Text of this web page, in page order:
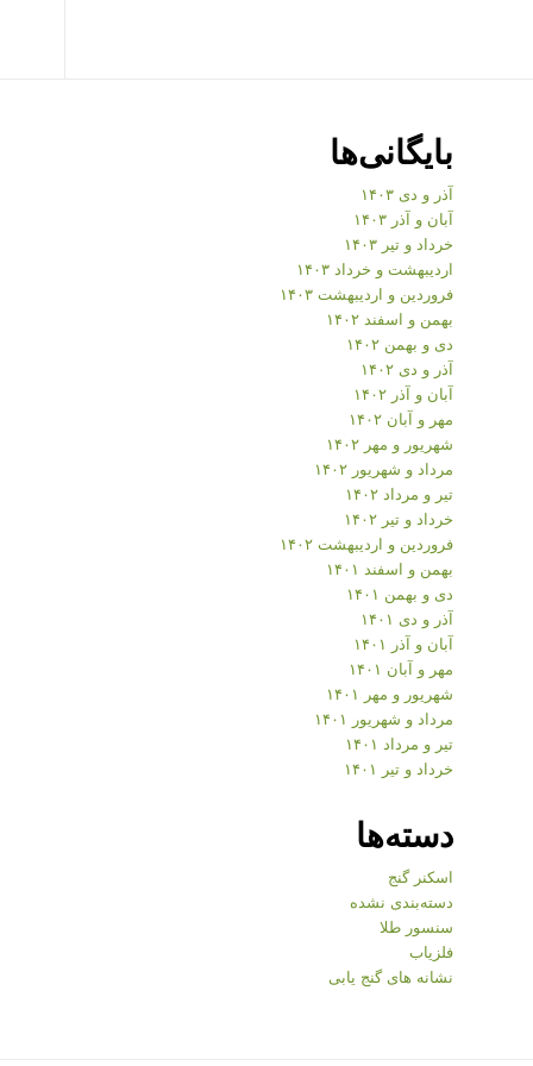
بایگانی‌ها
آذر و دی ۱۴۰۳
آبان و آذر ۱۴۰۳
خرداد و تیر ۱۴۰۳
اردیبهشت و خرداد ۱۴۰۳
فروردین و اردیبهشت ۱۴۰۳
بهمن و اسفند ۱۴۰۲
دی و بهمن ۱۴۰۲
آذر و دی ۱۴۰۲
آبان و آذر ۱۴۰۲
مهر و آبان ۱۴۰۲
شهریور و مهر ۱۴۰۲
مرداد و شهریور ۱۴۰۲
تیر و مرداد ۱۴۰۲
خرداد و تیر ۱۴۰۲
فروردین و اردیبهشت ۱۴۰۲
بهمن و اسفند ۱۴۰۱
دی و بهمن ۱۴۰۱
آذر و دی ۱۴۰۱
آبان و آذر ۱۴۰۱
مهر و آبان ۱۴۰۱
شهریور و مهر ۱۴۰۱
مرداد و شهریور ۱۴۰۱
تیر و مرداد ۱۴۰۱
خرداد و تیر ۱۴۰۱
دسته‌ها
اسکنر گنج
دسته‌بندی نشده
سنسور طلا
فلزیاب
نشانه های گنج یابی